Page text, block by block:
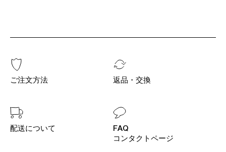
ご注文方法 返品・交換
配送について
FAQ
コンタクトページ